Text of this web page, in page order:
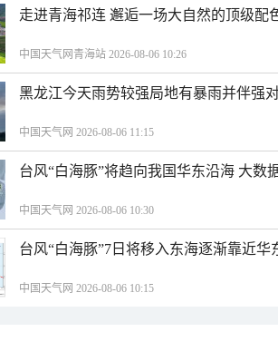
走进青海祁连 邂逅一场大自然的顶级配
中国天气网青海站 2026-08-06 10:26
黑龙江今天雨势较强局地有暴雨并伴强
中国天气网 2026-08-06 11:15
台风“白海豚”将趋向我国华东沿海 大数
中国天气网 2026-08-06 10:30
台风“白海豚”7日将移入东海逐渐靠近华
中国天气网 2026-08-06 10:15